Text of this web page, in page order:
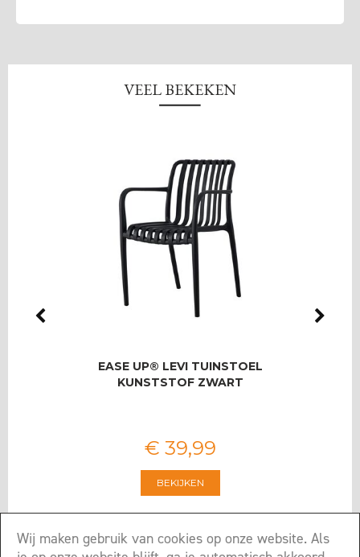
VEEL BEKEKEN
EASE UP® LEVI TUINSTOEL
KUNSTSTOF ZWART
€ 39,99
BEKIJKEN
Wij maken gebruik van cookies op onze website. Als